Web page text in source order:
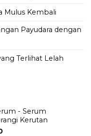
Mulus Kembali
Payudara dengan
Terlihat Lelah
- Serum
Kerutan
Current